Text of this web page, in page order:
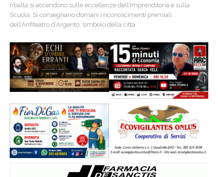
ribalta si accendono sulle eccellenze dell’Imprenditoria e sulla
Scuola. Si consegnano domani i riconoscimenti premiali
dell’Anfiteatro d’Argento, simbolo della città